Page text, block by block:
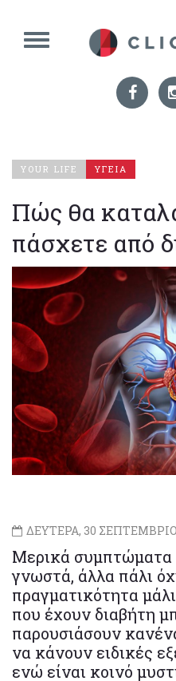
YOUR LIFE ΥΓΕΙΑ
Πώς θα
πάσχετε από
ΔΕΥΤΕΡΑ, 30
Μερικά συμπτώματα
γνωστά, άλλα πάλι
πραγματικότητα
που έχουν διαβήτη
παρουσιάσουν
να κάνουν ειδικές
ενώ είναι κοινό